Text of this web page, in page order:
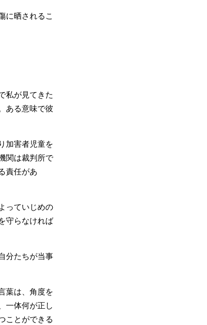
に晒されるこ
私が見てきた
ある意味で彼
加害者児童を
関は裁判所で
責任があ
っていじめの
守らなければ
分たちが当事
葉は、角度を
一体何が正し
ことができる